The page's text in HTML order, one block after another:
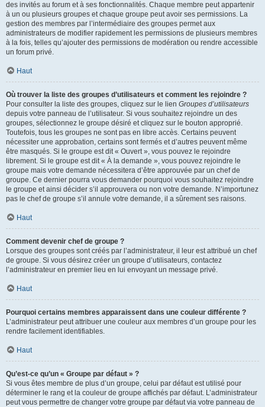
des invités au forum et à ses fonctionnalités. Chaque membre peut appartenir
à un ou plusieurs groupes et chaque groupe peut avoir ses permissions. La
gestion des membres par l’intermédiaire des groupes permet aux
administrateurs de modifier rapidement les permissions de plusieurs membres
à la fois, telles qu’ajouter des permissions de modération ou rendre accessible
un forum privé.
Haut
Où trouver la liste des groupes d’utilisateurs et comment les rejoindre ?
Pour consulter la liste des groupes, cliquez sur le lien Groupes d’utilisateurs
depuis votre panneau de l’utilisateur. Si vous souhaitez rejoindre un des
groupes, sélectionnez le groupe désiré et cliquez sur le bouton approprié.
Toutefois, tous les groupes ne sont pas en libre accès. Certains peuvent
nécessiter une approbation, certains sont fermés et d’autres peuvent même
être masqués. Si le groupe est dit « Ouvert », vous pouvez le rejoindre
librement. Si le groupe est dit « À la demande », vous pouvez rejoindre le
groupe mais votre demande nécessitera d’être approuvée par un chef de
groupe. Ce dernier pourra vous demander pourquoi vous souhaitez rejoindre
le groupe et ainsi décider s’il approuvera ou non votre demande. N’importunez
pas le chef de groupe s’il annule votre demande, il a sûrement ses raisons.
Haut
Comment devenir chef de groupe ?
Lorsque des groupes sont créés par l’administrateur, il leur est attribué un chef
de groupe. Si vous désirez créer un groupe d’utilisateurs, contactez
l’administrateur en premier lieu en lui envoyant un message privé.
Haut
Pourquoi certains membres apparaissent dans une couleur différente ?
L’administrateur peut attribuer une couleur aux membres d’un groupe pour les
rendre facilement identifiables.
Haut
Qu’est-ce qu’un « Groupe par défaut » ?
Si vous êtes membre de plus d’un groupe, celui par défaut est utilisé pour
déterminer le rang et la couleur de groupe affichés par défaut. L’administrateur
peut vous permettre de changer votre groupe par défaut via votre panneau de